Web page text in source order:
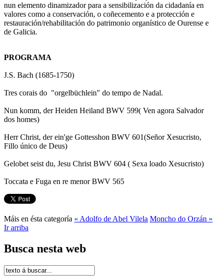
nun elemento dinamizador para a sensibilización da cidadanía en
valores como a conservación, o coñecemento e a protección e
restauración/rehabilitación do patrimonio organístico de Ourense e
de Galicia.
PROGRAMA
J.S. Bach (1685-1750)
Tres corais do "orgelbüchlein" do tempo de Nadal.
Nun komm, der Heiden Heiland BWV 599( Ven agora Salvador
dos homes)
Herr Christ, der ein'ge Gottesshon BWV 601(Señor Xesucristo,
Fillo único de Deus)
Gelobet seist du, Jesu Christ BWV 604 ( Sexa loado Xesucristo)
Toccata e Fuga en re menor BWV 565
Máis en ésta categoría « Adolfo de Abel Vilela Moncho do Orzán »
Ir arriba
Busca nesta web